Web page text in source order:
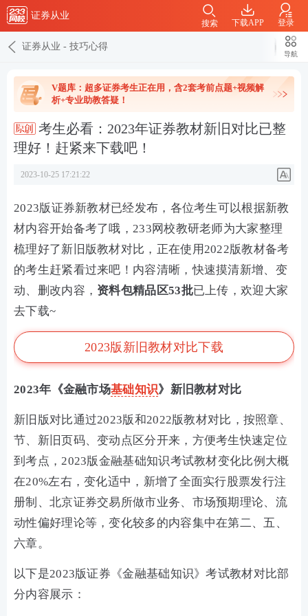
证券从业
下载APP 登录
搜索
证券从业 - 技巧心得
导航
V题库：超多证券考生正在用，含2套考前点题+视频解
析+专业助教答疑！
考生必看：2023年证券教材新旧对比已整
理好！赶紧来下载吧！
2023-10-25 17:21:22
2023版证券新教材已经发布，各位考生可以根据新教
材内容开始备考了哦，233网校教研老师为大家整理
梳理好了新旧版教材对比，正在使用2022版教材备考
的考生赶紧看过来吧！内容清晰，快速摸清新增、变
动、删改内容， 资料包精品区53批已上传，欢迎大家
去下载~
2023版新旧教材对比下载
2023年《金融市场基础知识》新旧教材对比
新旧版对比通过2023版和2022版教材对比，按照章、
节、新旧页码、变动点区分开来，方便考生快速定位
到考点，2023版金融基础知识考试教材变化比例大概
在20%左右，变化适中，新增了全面实行股票发行注
册制、北京证券交易所做市业务、市场预期理论、流
动性偏好理论等，变化较多的内容集中在第二、五、
六章。
以下是2023版证券《金融基础知识》考试教材对比部
分内容展示：